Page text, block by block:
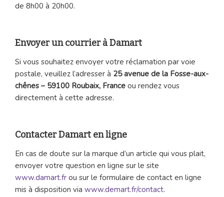
de 8h00 à 20h00.
Envoyer un courrier à Damart
Si vous souhaitez envoyer votre réclamation par voie
postale, veuillez l’adresser à 25 avenue de la Fosse-aux-
chênes – 59100 Roubaix, France ou rendez vous
directement à cette adresse.
Contacter Damart en ligne
En cas de doute sur la marque d’un article qui vous plait,
envoyer votre question en ligne sur le site
www.damart.fr ou sur le formulaire de contact en ligne
mis à disposition via www.demart.fr/contact.